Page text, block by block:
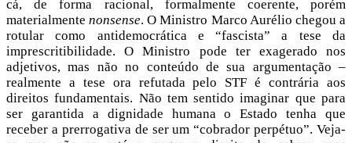
cá, de forma racional, formalmente coerente, porém
materialmentenonsense. O Ministro Marco Aurélio chegou a
rotular como antidemocrática e “fascista” a tese da
imprescritibilidade. O Ministro pode ter exagerado nos
adjetivos, mas não no conteúdo de sua argumentação –
realmente a tese ora refutada pelo STF é contrária aos
direitos fundamentais. Não tem sentido imaginar que para
ser garantida a dignidade humana o Estado tenha que
receber a prerrogativa de ser um “cobrador perpétuo”. Veja-